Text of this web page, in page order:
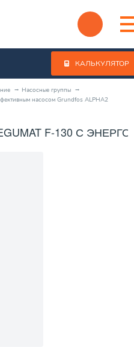
КАЛЬКУЛЯТОР
Насосные группы
насосом Grundfos ALPHA2
F-130 С